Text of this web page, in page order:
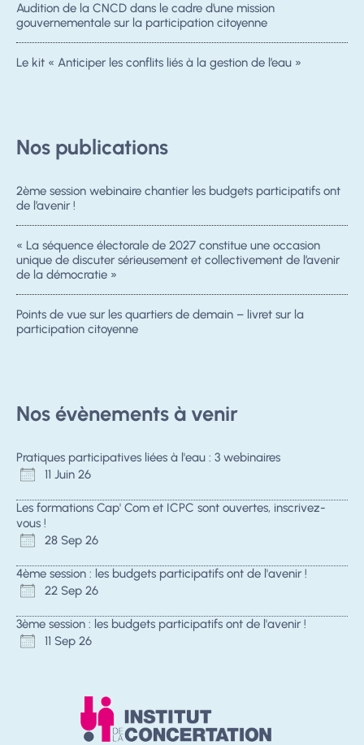
Audition de la CNCD dans le cadre d’une mission
gouvernementale sur la participation citoyenne
Le kit « Anticiper les conflits liés à la gestion de l’eau »
Nos publications
2ème session webinaire chantier les budgets participatifs ont
de l’avenir !
« La séquence électorale de 2027 constitue une occasion
unique de discuter sérieusement et collectivement de l’avenir
de la démocratie »
Points de vue sur les quartiers de demain – livret sur la
participation citoyenne
Nos évènements à venir
Pratiques participatives liées à l'eau : 3 webinaires
11 Juin 26
Les formations Cap' Com et ICPC sont ouvertes, inscrivez-
vous !
28 Sep 26
4ème session : les budgets participatifs ont de l'avenir !
22 Sep 26
3ème session : les budgets participatifs ont de l'avenir !
11 Sep 26